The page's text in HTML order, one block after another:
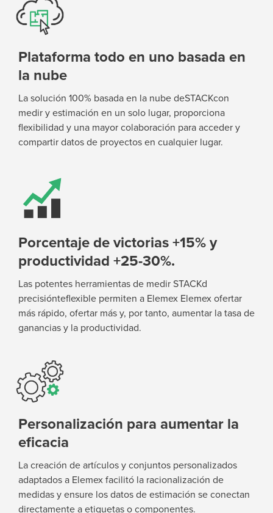
Plataforma todo en uno basada en
la nube
La solución 100% basada en la nube deSTACKcon
medir y estimación en un solo lugar, proporciona
flexibilidad y una mayor colaboración para acceder y
compartir datos de proyectos en cualquier lugar.
Porcentaje de victorias +15% y
productividad +25-30%.
Las potentes herramientas de medir STACKd
precisiónteflexible permiten a Elemex Elemex ofertar
más rápido, ofertar más y, por tanto, aumentar la tasa de
ganancias y la productividad.
Personalización para aumentar la
eficacia
La creación de artículos y conjuntos personalizados
adaptados a Elemex facilitó la racionalización de
medidas y ensure los datos de estimación se conectan
directamente a etiquetas o componentes.